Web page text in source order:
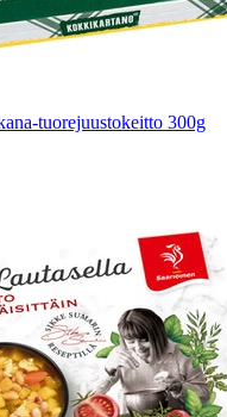
tuorejuustokeitto 300g